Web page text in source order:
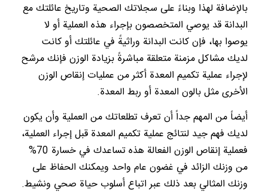
بالإضافة لهذا وبناءً على سجلاتك الصحية وتاريخ عائلتك مع
البدانة قد يوصي المتخصصون بإجراء هذه العملية أو لا
يوصوا بها، فإن كانت البدانة وراثيةً في عائلتك أو كانت
لديك مشاكل مزمنة متعلقة مباشرةً بزيادة الوزن فإنك مرشح
لإجراء عملية تكميم المعدة أكثر من عمليات إنقاص الوزن
الأخرى مثل بالون المعدة أو ربط المعدة.
أيضاً من المهم جداً أن تعرف تطلعاتك من العملية وأن يكون
لديك فهم جيد لنتائج عملية تكميم المعدة قبل إجراء العملية،
فعملية إنقاص الوزن الفعالة هذه تساعدك في خسارة 70%
من وزنك الزائد في غضون عام واحد ويمكنك الحفاظ على
وزنك المثالي بعد ذلك عبر اتباع أسلوب حياة صحي ونشيط.